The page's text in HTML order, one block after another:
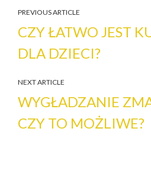
PREVIOUS ARTICLE
CZY ŁATWO JEST
DLA DZIECI?
NEXT ARTICLE
WYGŁADZANIE
CZY TO MOŻLIWE?